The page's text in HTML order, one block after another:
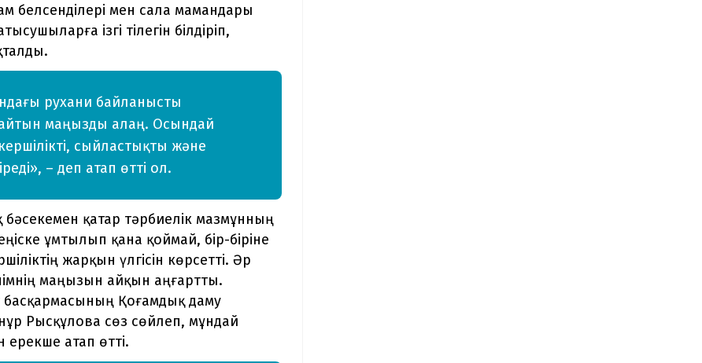
белсенділері мен сала мамандары
ізгі тілегін білдіріп,
рухани байланысты
маңызды алаң. Осындай
сыйластықты және
– деп атап өтті ол.
қатар тәрбиелік мазмұнның
ұмтылып қана қоймай, бір-біріне
жарқын үлгісін көрсетті. Әр
маңызын айқын аңғартты.
Қоғамдық даму
Рысқұлова сөз сөйлеп, мұндай
атап өтті.